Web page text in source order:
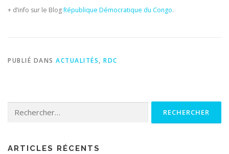
+ d’info sur le BlogRépublique Démocratique du Congo.
PUBLIÉ DANS ACTUALITÉS, RDC
ARTICLES RÉCENTS